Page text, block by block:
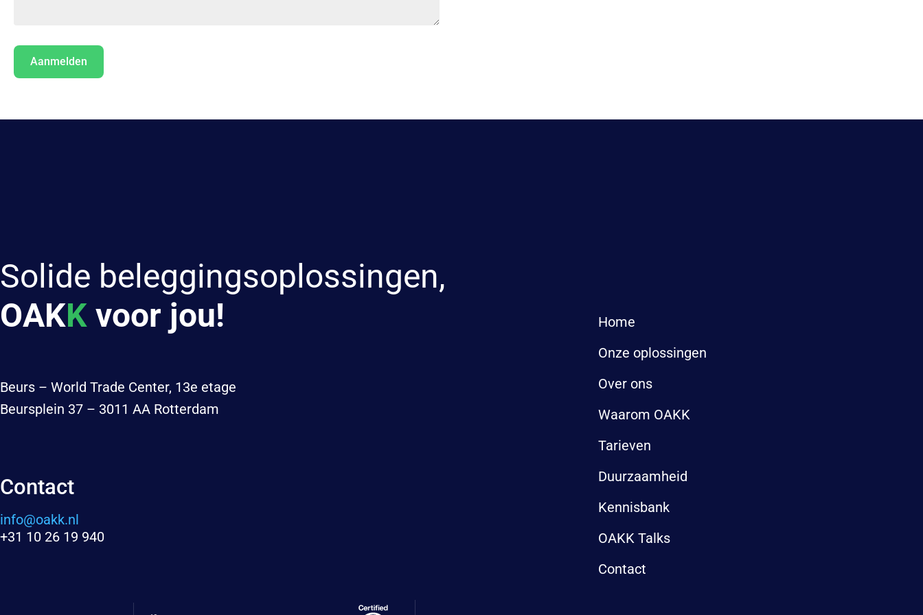
Solide beleggingsoplossingen,
OAKK voor jou!
Beurs – World Trade Center, 13e etage
Beursplein 37 – 3011 AA Rotterdam
Home
Onze oplossingen
Over ons
Waarom OAKK
Tarieven
Duurzaamheid
Kennisbank
OAKK Talks
Contact
Contact
info@oakk.nl
+31 10 26 19 940